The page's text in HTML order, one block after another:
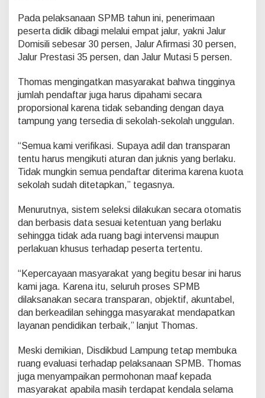
Pada pelaksanaan SPMB tahun ini, penerimaan
peserta didik dibagi melalui empat jalur, yakni Jalur
Domisili sebesar 30 persen, Jalur Afirmasi 30 persen,
Jalur Prestasi 35 persen, dan Jalur Mutasi 5 persen.
Thomas mengingatkan masyarakat bahwa tingginya
jumlah pendaftar juga harus dipahami secara
proporsional karena tidak sebanding dengan daya
tampung yang tersedia di sekolah-sekolah unggulan.
“Semua kami verifikasi. Supaya adil dan transparan
tentu harus mengikuti aturan dan juknis yang berlaku.
Tidak mungkin semua pendaftar diterima karena kuota
sekolah sudah ditetapkan,” tegasnya.
Menurutnya, sistem seleksi dilakukan secara otomatis
dan berbasis data sesuai ketentuan yang berlaku
sehingga tidak ada ruang bagi intervensi maupun
perlakuan khusus terhadap peserta tertentu.
“Kepercayaan masyarakat yang begitu besar ini harus
kami jaga. Karena itu, seluruh proses SPMB
dilaksanakan secara transparan, objektif, akuntabel,
dan berkeadilan sehingga masyarakat mendapatkan
layanan pendidikan terbaik,” lanjut Thomas.
Meski demikian, Disdikbud Lampung tetap membuka
ruang evaluasi terhadap pelaksanaan SPMB. Thomas
juga menyampaikan permohonan maaf kepada
masyarakat apabila masih terdapat kendala selama